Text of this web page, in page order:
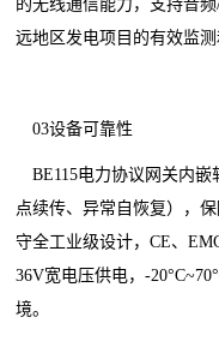
的无线通信能力，支持音
远地区发电项目的有效监测
03设备可靠性
BE115电力协议网关内
点续传、异常自恢复），
守全工业级设计，CE、
36V宽电压供电，-
境。